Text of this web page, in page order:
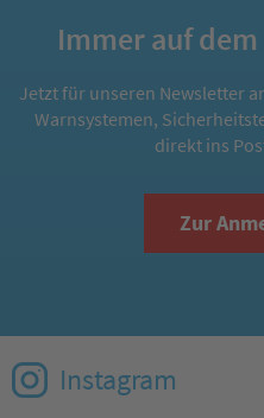
Immer auf
Jetzt für unseren Newsletter
Warnsystemen,
direkt ins
Zur
Instagram